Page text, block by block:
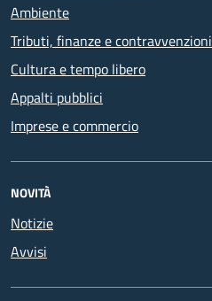
Ambiente
Tributi, finanze e contravvenzioni
Cultura e tempo libero
Appalti pubblici
Imprese e commercio
NOVITÀ
Notizie
Avvisi